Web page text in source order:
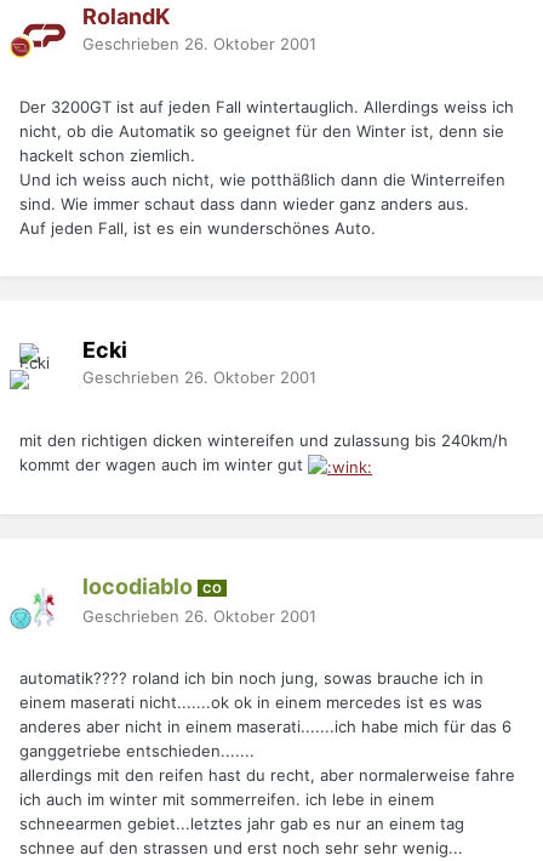
RolandK
Geschrieben 26. Oktober 2001
Der 3200GT ist auf jeden Fall wintertauglich. Allerdings weiss ich
nicht, ob die Automatik so geeignet für den Winter ist, denn sie
hackelt schon ziemlich.
Und ich weiss auch nicht, wie potthäßlich dann die Winterreifen
sind. Wie immer schaut dass dann wieder ganz anders aus.
Auf jeden Fall, ist es ein wunderschönes Auto.
Ecki
Geschrieben 26. Oktober 2001
mit den richtigen dicken wintereifen und zulassung bis 240km/h
kommt der wagen auch im winter gut
locodiablo CO
Geschrieben 26. Oktober 2001
automatik???? roland ich bin noch jung, sowas brauche ich in
einem maserati nicht.......ok ok in einem mercedes ist es was
anderes aber nicht in einem maserati.......ich habe mich für das 6
ganggetriebe entschieden.......
allerdings mit den reifen hast du recht, aber normalerweise fahre
ich auch im winter mit sommerreifen. ich lebe in einem
schneearmen gebiet...letztes jahr gab es nur an einem tag
schnee auf den strassen und erst noch sehr sehr wenig...